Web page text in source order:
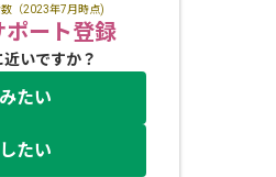
（2023年7月時点)
ポート登録
いですか？
たい
たい